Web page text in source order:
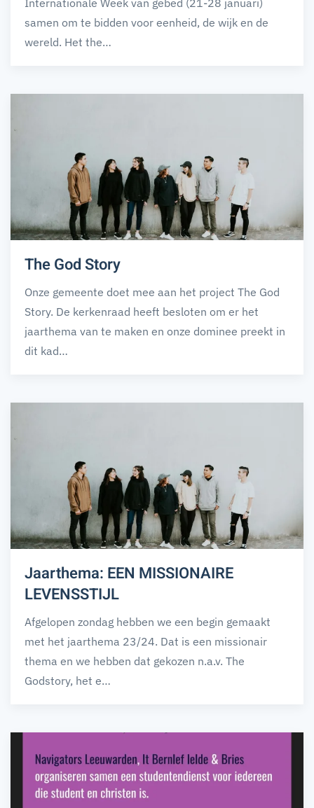
Internationale Week van gebed (21-28 januari)
samen om te bidden voor eenheid, de wijk en de
wereld. Het the…
The God Story
Onze gemeente doet mee aan het project The God
Story. De kerkenraad heeft besloten om er het
jaarthema van te maken en onze dominee preekt in
dit kad…
Jaarthema: EEN MISSIONAIRE
LEVENSSTIJL
Afgelopen zondag hebben we een begin gemaakt
met het jaarthema 23/24. Dat is een missionair
thema en we hebben dat gekozen n.a.v. The
Godstory, het e…